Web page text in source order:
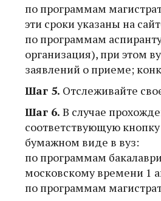
по программам
эти сроки указаны на
по программам
организация), при этом
заявлений о приеме;
Шаг 5. Отслеживайте
Шаг 6. В случае
соответствующую кнопку
бумажном виде в вуз:
по программам
московскому времени 1
по программам